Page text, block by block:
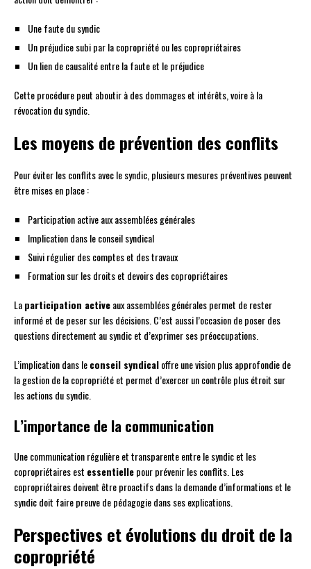
Une faute du syndic
Un préjudice subi par la copropriété ou les copropriétaires
Un lien de causalité entre la faute et le préjudice
Cette procédure peut aboutir à des dommages et intérêts, voire à la
révocation du syndic.
Les moyens de prévention des conflits
Pour éviter les conflits avec le syndic, plusieurs mesures préventives peuvent
être mises en place :
Participation active aux assemblées générales
Implication dans le conseil syndical
Suivi régulier des comptes et des travaux
Formation sur les droits et devoirs des copropriétaires
Laparticipation activeaux assemblées générales permet de rester
informé et de peser sur les décisions. C’est aussi l’occasion de poser des
questions directement au syndic et d’exprimer ses préoccupations.
L’implication dans leconseil syndicaloffre une vision plus approfondie de
la gestion de la copropriété et permet d’exercer un contrôle plus étroit sur
les actions du syndic.
L’importance de la communication
Une communication régulière et transparente entre le syndic et les
copropriétaires est essentiellepour prévenir les conflits. Les
copropriétaires doivent être proactifs dans la demande d’informations et le
syndic doit faire preuve de pédagogie dans ses explications.
Perspectives et évolutions du droit de la
copropriété